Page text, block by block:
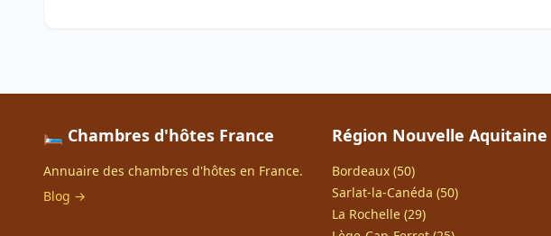
🛏️ Chambres d'hôtes France
Annuaire des chambres d'hôtes en France.
Blog →
Région Nouvelle Aquitaine
Bordeaux (50)
Sarlat-la-Canéda (50)
La Rochelle (29)